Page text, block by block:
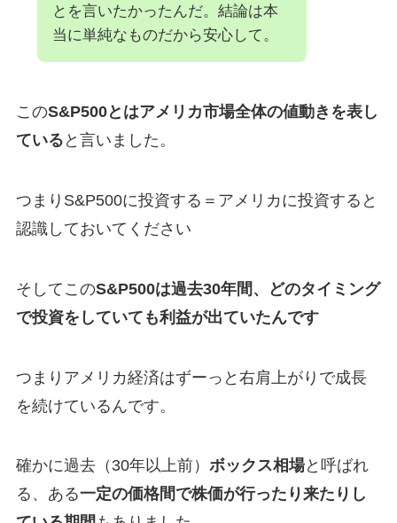
とを言いたかったんだ。結論は本
当に単純なものだから安心して。
このS&P500とはアメリカ市場全体の値動きを表し
ている と言いました。
つまり S&P500に投資する＝アメリカに投資すると
認識しておいてください
そしてこのS&P500は過去30年間、どのタイミング
で投資をしていても利益が出ていたんです
つまりアメリカ経済はずーっと右肩上がりで成長
を続けているんです。
確かに過去（30年以上前） ボックス相場と呼ばれ
る、ある一定の価格間で株価が行ったり来たりし